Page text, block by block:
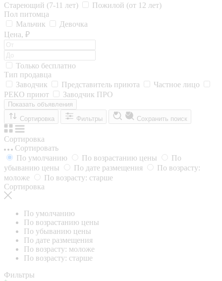
Стареющий (7-11 лет)
Пожилой (от 12 лет)
Пол питомца
Мальчик
Девочка
Цена, ₽
Только бесплатно
Тип продавца
Заводчик
Представитель приюта
Частное лицо
РЕКО приют
Заводчик ПРО
Показать объявления
Сортировка
Фильтры Сохранить поиск
Сортировка
Сортировать
По умолчанию
По возрастанию цены
По
убыванию цены
По дате размещения
По возрасту:
моложе
По возрасту: старше
Сортировка
По умолчанию
По возрастанию цены
По убыванию цены
По дате размещения
По возрасту: моложе
По возрасту: старше
Фильтры